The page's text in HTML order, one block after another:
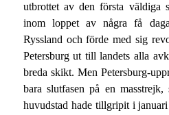
utbrottet av den första väldiga
inom loppet av några få
Ryssland och förde med sig
Petersburg ut till landets alla
breda skikt. Men Petersburg-
bara slutfasen på en
huvudstad hade tillgripit i